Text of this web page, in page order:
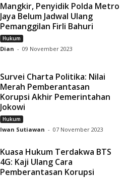
Mangkir, Penyidik Polda Metro
Jaya Belum Jadwal Ulang
Pemanggilan Firli Bahuri
Hukum
Dian - 09 November 2023
Survei Charta Politika: Nilai
Merah Pemberantasan
Korupsi Akhir Pemerintahan
Jokowi
Hukum
Iwan Sutiawan - 07 November 2023
Kuasa Hukum Terdakwa BTS
4G: Kaji Ulang Cara
Pemberantasan Korupsi